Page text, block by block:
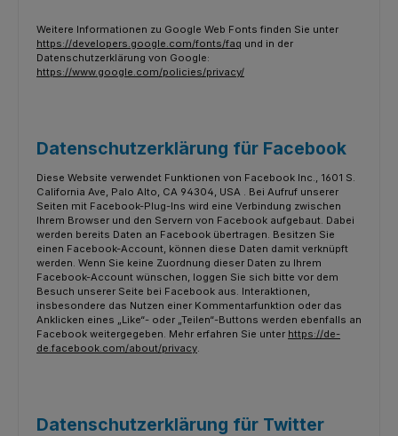
Weitere Informationen zu Google Web Fonts finden Sie unter
https://developers.google.com/fonts/faq und in der
Datenschutzerklärung von Google:
https://www.google.com/policies/privacy/
Datenschutzerklärung für Facebook
Diese Website verwendet Funktionen von Facebook Inc., 1601 S.
California Ave, Palo Alto, CA 94304, USA . Bei Aufruf unserer
Seiten mit Facebook-Plug-Ins wird eine Verbindung zwischen
Ihrem Browser und den Servern von Facebook aufgebaut. Dabei
werden bereits Daten an Facebook übertragen. Besitzen Sie
einen Facebook-Account, können diese Daten damit verknüpft
werden. Wenn Sie keine Zuordnung dieser Daten zu Ihrem
Facebook-Account wünschen, loggen Sie sich bitte vor dem
Besuch unserer Seite bei Facebook aus. Interaktionen,
insbesondere das Nutzen einer Kommentarfunktion oder das
Anklicken eines „Like“- oder „Teilen“-Buttons werden ebenfalls an
Facebook weitergegeben. Mehr erfahren Sie unter https://de-
de.facebook.com/about/privacy
Datenschutzerklärung für Twitter